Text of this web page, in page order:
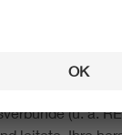
finden
(u. a.